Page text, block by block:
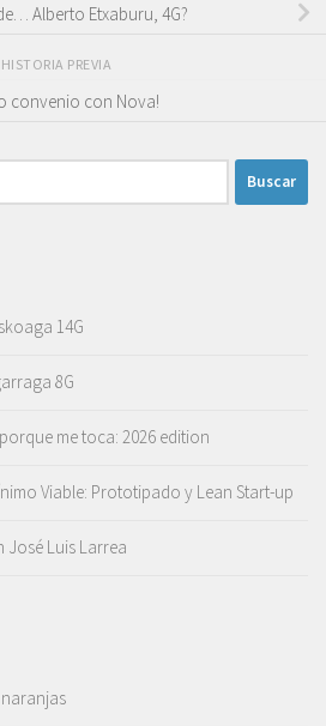
Alberto Etxaburu, 4G?
HISTORIA PREVIA
convenio con Nova!
14G
8G
me toca: 2026 edition
Viable: Prototipado y Lean Start-up
José Luis Larrea
naranjas